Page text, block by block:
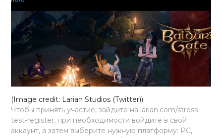
(Image credit: Larian Studios (Twitter))
Чтобы принять участие, зайдите на larian.com/stress-
test-register, при необходимости войдите в свой
аккаунт, а затем выберите нужную платформу: PC,